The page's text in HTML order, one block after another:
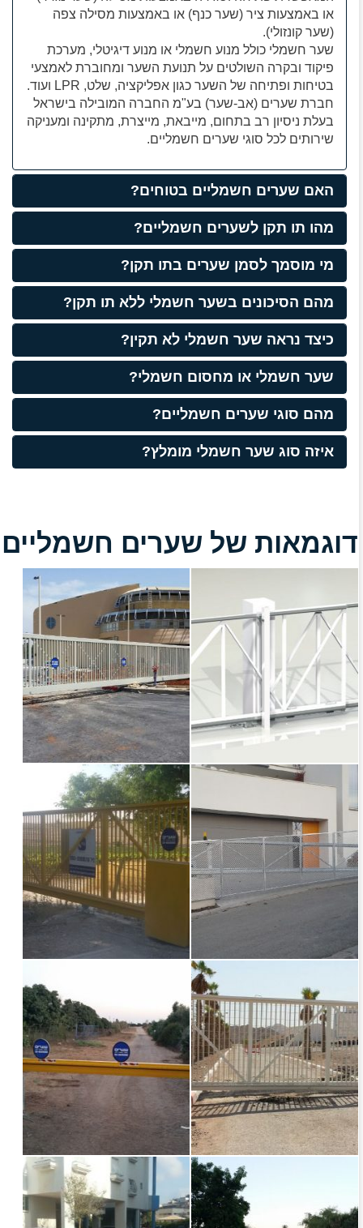
או באמצעות ציר (שער כנף) או באמצעות מסילה צפה
(שער קונזולי).
שער חשמלי כולל מנוע חשמלי או מנוע דיגיטלי, מערכת
פיקוד ובקרה השולטים על תנועת השער ומחוברת לאמצעי
בטיחות ופתיחה של השער כגון אפליקציה, שלט, LPR ועוד.
חברת שערים (אב-שער) בע"מ החברה המובילה בישראל
בעלת ניסיון רב בתחום, מייבאת, מייצרת, מתקינה ומעניקה
שירותים לכל סוגי שערים חשמליים.
האם שערים חשמליים בטוחים?
מהו תו תקן לשערים חשמליים?
מי מוסמך לסמן שערים בתו תקן?
מהם הסיכונים בשער חשמלי ללא תו תקן?
כיצד נראה שער חשמלי לא תקין?
שער חשמלי או מחסום חשמלי?
מהם סוגי שערים חשמליים?
איזה סוג שער חשמלי מומלץ?
דוגמאות של שערים חשמליים